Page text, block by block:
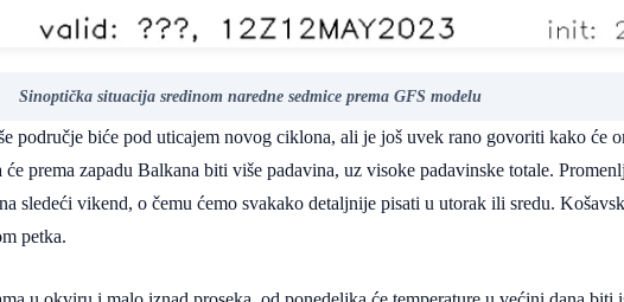
Sinoptička situacija sredinom naredne sedmice prema GFS modelu
područje biće pod uticajem novog ciklona, ali je još uvek rano govoriti kako će
prema zapadu Balkana biti više padavina, uz visoke padavinske totale.
sledeći vikend, o čemu ćemo svakako detaljnije pisati u utorak ili sredu.
petka.